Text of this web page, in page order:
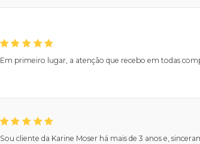
Em primeiro lugar, a atenção que recebo em todas
Sou cliente da Karine Moser há mais de 3 anos e,